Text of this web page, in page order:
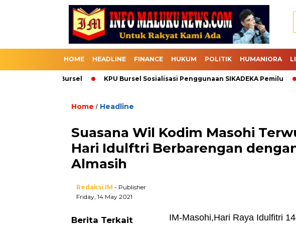
HOME HEADLINE FINANCE HUKUM POLITIK HUMANIORA
Melalui Bursel KPU Bursel Sosialisasi Penggunaan SIKADEKA Pemilu
Home / Headline
Suasana Wil Kodim Masohi
Hari Idulftri Berbarengan
Almasih
Redaksi IM - Publisher
Friday, 14 May 2021
IM-Masohi,Hari Raya Idulfitri
Berita Terkait